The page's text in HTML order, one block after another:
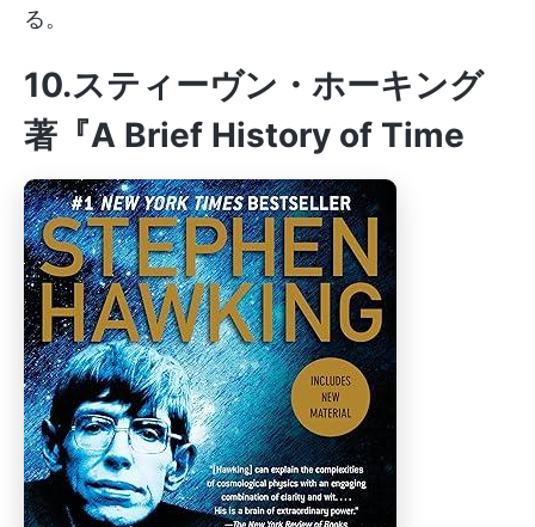
る。
10.スティーヴン・ホーキング
著『A Brief History of Time